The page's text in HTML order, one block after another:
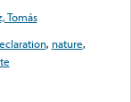
Tomás
, nature,